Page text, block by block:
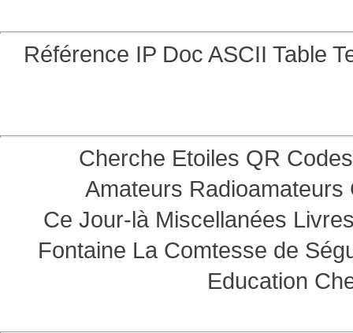
Référence IP Doc ASCII Table
Cherche Etoiles QR Codes
Amateurs Radioamateurs
Ce Jour-là Miscellanées
Fontaine La Comtesse de
Education